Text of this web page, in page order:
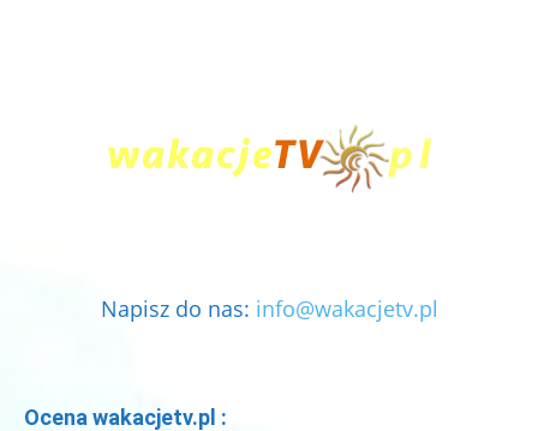
Napisz do nas: info@wakacjetv.pl
Ocena wakacjetv.pl :